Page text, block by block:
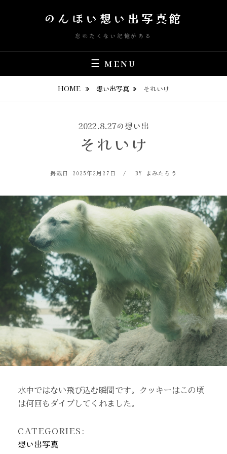
のんほい想い出写真館
忘れたくない記憶がある
MENU
HOME 想い出写真 それいけ
2022.8.27の想い出
それいけ
掲載日
POSTED
2025年2月27日 BY
BY まみたろう
水中ではない飛び込む瞬間です。クッキーはこの頃
は何回もダイブしてくれました。
CATEGORIES:
想い出写真